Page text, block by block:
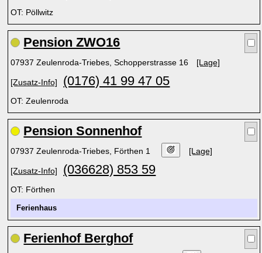
OT: Pöllwitz
Pension ZWO16
07937 Zeulenroda-Triebes, Schopperstrasse 16 [Lage]
[Zusatz-Info] (0176) 41 99 47 05
OT: Zeulenroda
Pension Sonnenhof
07937 Zeulenroda-Triebes, Förthen 1 [Lage]
[Zusatz-Info] (036628) 853 59
OT: Förthen
Ferienhaus
Ferienhof Berghof